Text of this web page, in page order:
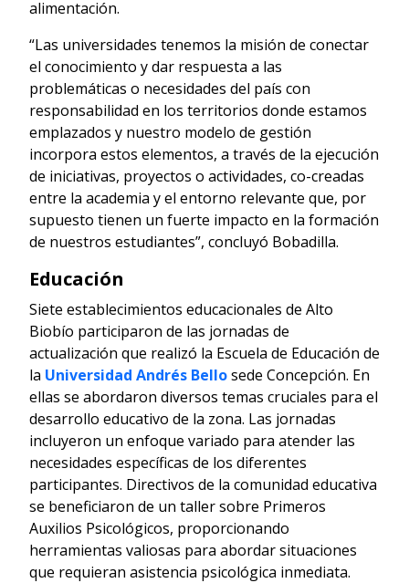
alimentación.
“Las universidades tenemos la misión de conectar
el conocimiento y dar respuesta a las
problemáticas o necesidades del país con
responsabilidad en los territorios donde estamos
emplazados y nuestro modelo de gestión
incorpora estos elementos, a través de la ejecución
de iniciativas, proyectos o actividades, co-creadas
entre la academia y el entorno relevante que, por
supuesto tienen un fuerte impacto en la formación
de nuestros estudiantes”, concluyó Bobadilla.
Educación
Siete establecimientos educacionales de Alto
Biobío participaron de las jornadas de
actualización que realizó la Escuela de Educación de
la Universidad Andrés Bellosede Concepción. En
ellas se abordaron diversos temas cruciales para el
desarrollo educativo de la zona. Las jornadas
incluyeron un enfoque variado para atender las
necesidades específicas de los diferentes
participantes. Directivos de la comunidad educativa
se beneficiaron de un taller sobre Primeros
Auxilios Psicológicos, proporcionando
herramientas valiosas para abordar situaciones
que requieran asistencia psicológica inmediata.